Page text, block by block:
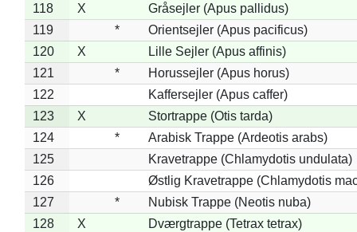
118 X
Gråsejler (Apus pallidus)
119
*
Orientsejler (Apus pacificus)
120
X
Lille Sejler (Apus affinis)
121
*
Horussejler (Apus horus)
122
Kaffersejler (Apus caffer)
123
X
Stortrappe (Otis tarda)
124
*
Arabisk Trappe (Ardeotis arabs)
125
Kravetrappe (Chlamydotis undulata)
126
Østlig Kravetrappe (Chlamydotis
127
*
Nubisk Trappe (Neotis nuba)
128
X
Dværgtrappe (Tetrax tetrax)